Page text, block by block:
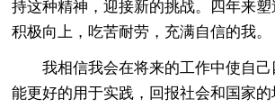
持这种精神，迎接新的挑战。四年来塑
积极向上，吃苦耐劳，充满自信的我。
我相信我会在将来的工作中使自己
能更好的用于实践，回报社会和国家